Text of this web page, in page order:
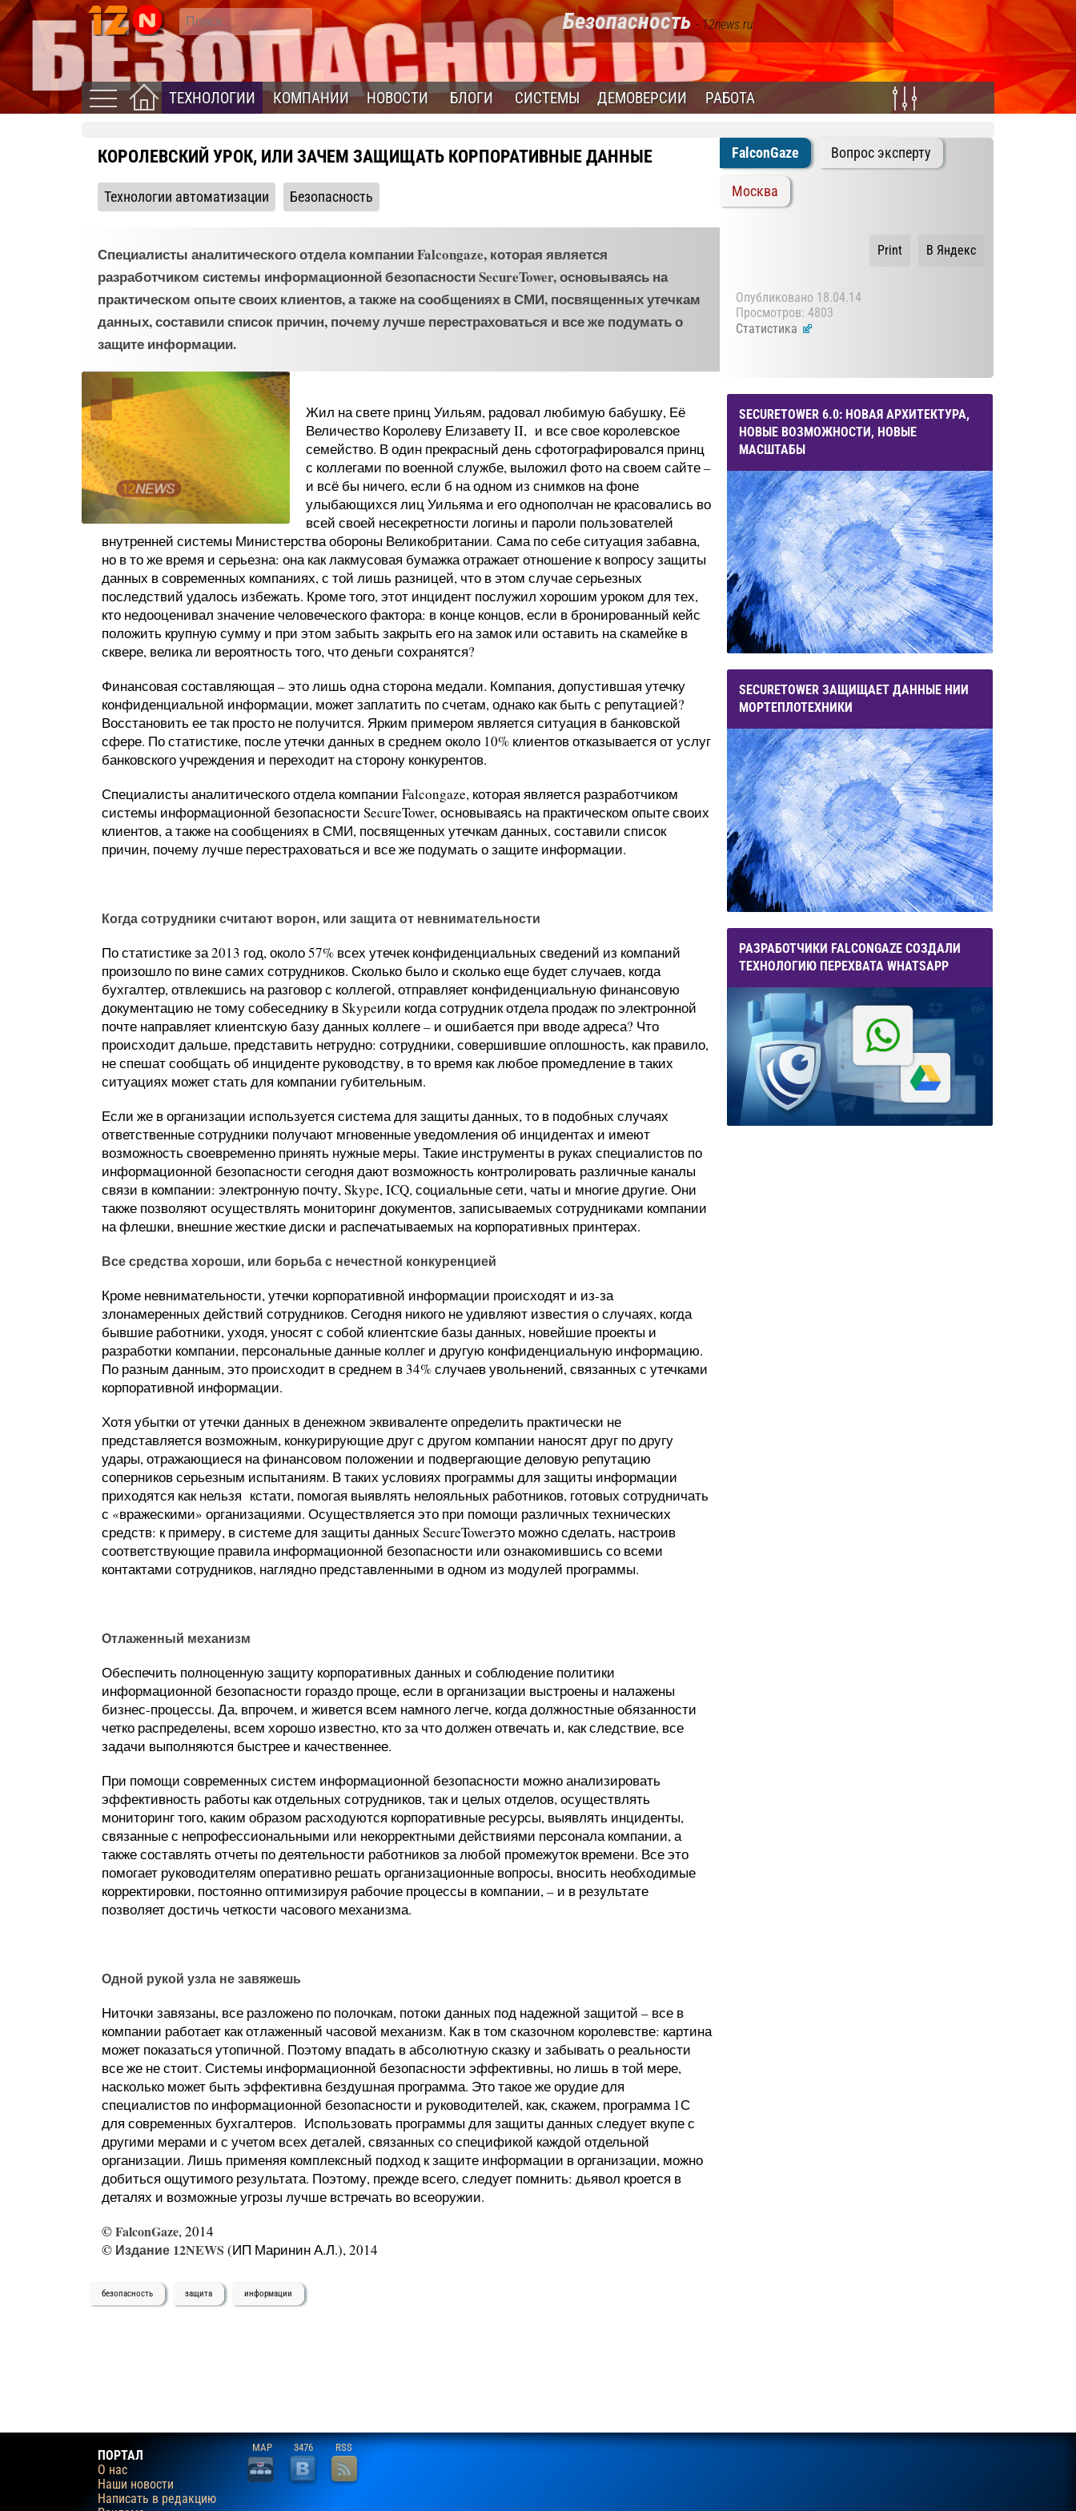
Безопасность - 12news.ru
ТЕХНОЛОГИИ КОМПАНИИ НОВОСТИ БЛОГИ СИСТЕМЫ ДЕМОВЕРСИИ РАБОТА
КОРОЛЕВСКИЙ УРОК, ИЛИ ЗАЧЕМ ЗАЩИЩАТЬ КОРПОРАТИВНЫЕ ДАННЫЕ
Технологии автоматизации Безопасность
Специалисты аналитического отдела компании Falcongaze, которая является
разработчиком системы информационной безопасности SecureTower, основываясь на
практическом опыте своих клиентов, а также на сообщениях в СМИ, посвященных утечкам
данных, составили список причин, почему лучше перестраховаться и все же подумать о
защите информации.
Жил на свете принц Уильям, радовал любимую бабушку, Её
Величество Королеву Елизавету II, и все свое королевское
семейство. В один прекрасный день сфотографировался принц
с коллегами по военной службе, выложил фото на своем сайте –
и всё бы ничего, если б на одном из снимков на фоне
улыбающихся лиц Уильяма и его однополчан не красовались во
всей своей несекретности логины и пароли пользователей
внутренней системы Министерства обороны Великобритании. Сама по себе ситуация забавна,
но в то же время и серьезна: она как лакмусовая бумажка отражает отношение к вопросу защиты
данных в современных компаниях, с той лишь разницей, что в этом случае серьезных
последствий удалось избежать. Кроме того, этот инцидент послужил хорошим уроком для тех,
кто недооценивал значение человеческого фактора: в конце концов, если в бронированный кейс
положить крупную сумму и при этом забыть закрыть его на замок или оставить на скамейке в
сквере, велика ли вероятность того, что деньги сохранятся?
Финансовая составляющая – это лишь одна сторона медали. Компания, допустившая утечку
конфиденциальной информации, может заплатить по счетам, однако как быть с репутацией?
Восстановить ее так просто не получится. Ярким примером является ситуация в банковской
сфере. По статистике, после утечки данных в среднем около 10% клиентов отказывается от услуг
банковского учреждения и переходит на сторону конкурентов.
Специалисты аналитического отдела компании Falcongaze, которая является разработчиком
системы информационной безопасности SecureTower, основываясь на практическом опыте своих
клиентов, а также на сообщениях в СМИ, посвященных утечкам данных, составили список
причин, почему лучше перестраховаться и все же подумать о защите информации.
Когда сотрудники считают ворон, или защита от невнимательности
По статистике за 2013 год, около 57% всех утечек конфиденциальных сведений из компаний
произошло по вине самих сотрудников. Сколько было и сколько еще будет случаев, когда
бухгалтер, отвлекшись на разговор с коллегой, отправляет конфиденциальную финансовую
документацию не тому собеседнику в Skypeили когда сотрудник отдела продаж по электронной
почте направляет клиентскую базу данных коллеге – и ошибается при вводе адреса? Что
происходит дальше, представить нетрудно: сотрудники, совершившие оплошность, как правило,
не спешат сообщать об инциденте руководству, в то время как любое промедление в таких
ситуациях может стать для компании губительным.
Если же в организации используется система для защиты данных, то в подобных случаях
ответственные сотрудники получают мгновенные уведомления об инцидентах и имеют
возможность своевременно принять нужные меры. Такие инструменты в руках специалистов по
информационной безопасности сегодня дают возможность контролировать различные каналы
связи в компании: электронную почту, Skype, ICQ, социальные сети, чаты и многие другие. Они
также позволяют осуществлять мониторинг документов, записываемых сотрудниками компании
на флешки, внешние жесткие диски и распечатываемых на корпоративных принтерах.
Все средства хороши, или борьба с нечестной конкуренцией
Кроме невнимательности, утечки корпоративной информации происходят и из-за
злонамеренных действий сотрудников. Сегодня никого не удивляют известия о случаях, когда
бывшие работники, уходя, уносят с собой клиентские базы данных, новейшие проекты и
разработки компании, персональные данные коллег и другую конфиденциальную информацию.
По разным данным, это происходит в среднем в 34% случаев увольнений, связанных с утечками
корпоративной информации.
Хотя убытки от утечки данных в денежном эквиваленте определить практически не
представляется возможным, конкурирующие друг с другом компании наносят друг по другу
удары, отражающиеся на финансовом положении и подвергающие деловую репутацию
соперников серьезным испытаниям. В таких условиях программы для защиты информации
приходятся как нельзя кстати, помогая выявлять нелояльных работников, готовых сотрудничать
с «вражескими» организациями. Осуществляется это при помощи различных технических
средств: к примеру, в системе для защиты данных SecureTowerэто можно сделать, настроив
соответствующие правила информационной безопасности или ознакомившись со всеми
контактами сотрудников, наглядно представленными в одном из модулей программы.
Отлаженный механизм
Обеспечить полноценную защиту корпоративных данных и соблюдение политики
информационной безопасности гораздо проще, если в организации выстроены и налажены
бизнес-процессы. Да, впрочем, и живется всем намного легче, когда должностные обязанности
четко распределены, всем хорошо известно, кто за что должен отвечать и, как следствие, все
задачи выполняются быстрее и качественнее.
При помощи современных систем информационной безопасности можно анализировать
эффективность работы как отдельных сотрудников, так и целых отделов, осуществлять
мониторинг того, каким образом расходуются корпоративные ресурсы, выявлять инциденты,
связанные с непрофессиональными или некорректными действиями персонала компании, а
также составлять отчеты по деятельности работников за любой промежуток времени. Все это
помогает руководителям оперативно решать организационные вопросы, вносить необходимые
корректировки, постоянно оптимизируя рабочие процессы в компании, – и в результате
позволяет достичь четкости часового механизма.
Одной рукой узла не завяжешь
Ниточки завязаны, все разложено по полочкам, потоки данных под надежной защитой – все в
компании работает как отлаженный часовой механизм. Как в том сказочном королевстве: картина
может показаться утопичной. Поэтому впадать в абсолютную сказку и забывать о реальности
все же не стоит. Системы информационной безопасности эффективны, но лишь в той мере,
насколько может быть эффективна бездушная программа. Это такое же орудие для
специалистов по информационной безопасности и руководителей, как, скажем, программа 1С
для современных бухгалтеров. Использовать программы для защиты данных следует вкупе с
другими мерами и с учетом всех деталей, связанных со спецификой каждой отдельной
организации. Лишь применяя комплексный подход к защите информации в организации, можно
добиться ощутимого результата. Поэтому, прежде всего, следует помнить: дьявол кроется в
деталях и возможные угрозы лучше встречать во всеоружии.
©FalconGaze, 2014
© Издание 12NEWS (ИП Маринин А.Л.), 2014
безопасность защита информации
FalconGaze Вопрос эксперту
Москва
В Яндекс
Print
Опубликовано 18.04.14
Просмотров: 4803
Статистика
SECURETOWER 6.0: НОВАЯ АРХИТЕКТУРА,
НОВЫЕ ВОЗМОЖНОСТИ, НОВЫЕ
МАСШТАБЫ
SECURETOWER ЗАЩИЩАЕТ ДАННЫЕ НИИ
МОРТЕПЛОТЕХНИКИ
РАЗРАБОТЧИКИ FALCONGAZE СОЗДАЛИ
ТЕХНОЛОГИЮ ПЕРЕХВАТА WHATSAPP
ПОРТАЛ
О нас
Наши новости
Написать в редакцию
MAP 3476 RSS